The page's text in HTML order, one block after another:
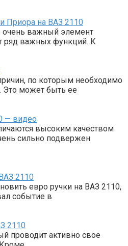
Приора на ВАЗ 2110
очень важный элемент
важных функций. К
по которым необходимо
Это может быть ее
— видео
высоким качеством
сильно подвержен
2110
евро ручки на ВАЗ 2110,
событие в
2110
проводит активно свое